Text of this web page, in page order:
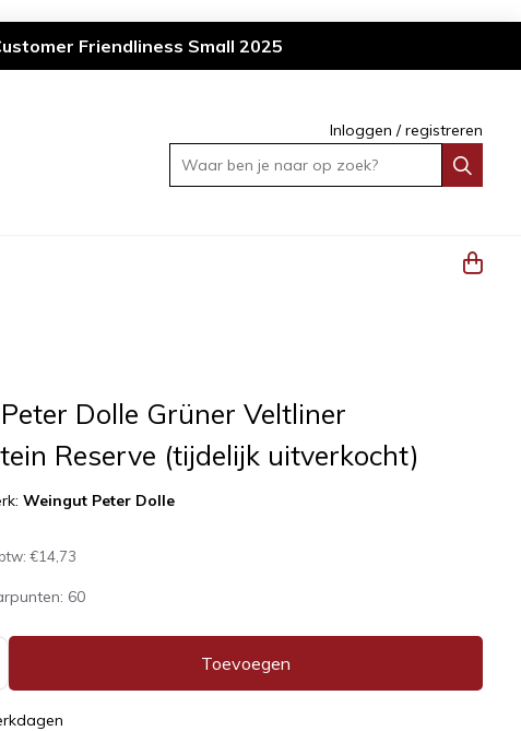
Friendliness Small 2025
Inloggen /registreren
Waar ben je naar op zoek?
Dolle Grüner Veltliner
Reserve (tijdelijk uitverkocht)
Weingut Peter Dolle
€14,73
60
Toevoegen